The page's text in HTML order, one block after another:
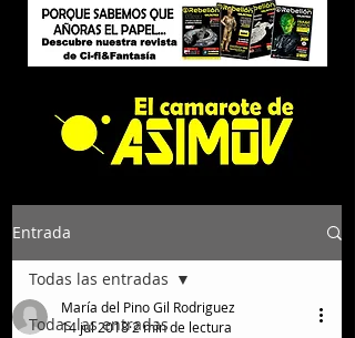
Entrada
Todas las entradas
Todas las entradas
María del Pino Gil Rodriguez
14 jul 20182 min de lectura